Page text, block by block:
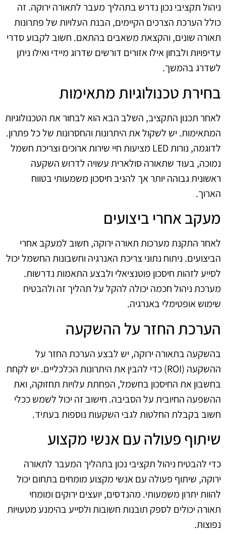
ניהול תקציבי נכון נדרש בתהליך מעבר לתאורה ירוקה. זה
כולל הערכת הצרכים הקיימים, הבנת העלויות של פתרונות
תאורה שונים, והקצאת משאבים בהתאם. חשוב לקבוע סדרי
עדיפויות ולבחון אילו אזורים דורשים שדרוג מיידי ואילו ניתן
לשדרג בהמשך.
בחירת טכנולוגיות מתאימות
לאחר תכנון התקציב, השלב הבא הוא לבחור את הטכנולוגיות
המתאימות. יש לשקול את היתרונות והחסרונות של כל פתרון.
לדוגמה, נורות LED מציעות חיי שירות ארוכים וצריכת חשמל
נמוכה, בעוד שתאורה סולארית עשויה לדרוש השקעה
ראשונית גבוהה יותר אך להניב חיסכון משמעותי בטווח
הארוך.
מעקב אחרי ביצועים
לאחר התקנת מערכות תאורה ירוקה, חשוב למעקב אחרי
הביצועים. ניתוח נתוני צריכת האנרגיה וחשבונות החשמל יכול
לסייע לזהות חיסכון פוטנציאלי ולבצע התאמות נדרשות.
מערכת ניהול חכמה יכולה להקל על תהליך זה ולהבטיח
שימוש אופטימלי באנרגיה.
הערכת החזר על ההשקעה
בהשקעה בתאורה ירוקה, יש לבצע הערכת החזר על
ההשקעה (ROI) כדי להבין את היתרונות הכלכליים. יש לקחת
בחשבון את החיסכון בחשמל, הפחתת עלויות תחזוקה, ואת
ההשפעה החיובית על הסביבה. חישוב זה יכול לשמש ככלי
חשוב בקבלת החלטות לגבי השקעות נוספות בעתיד.
שיתוף פעולה עם אנשי מקצוע
כדי להבטיח ניהול תקציבי נכון בתהליך המעבר לתאורה
ירוקה, שיתוף פעולה עם אנשי מקצוע מומחים בתחום יכול
להוות יתרון משמעותי. מהנדסים, יועצים ירוקים ומומחי
תאורה יכולים לספק תובנות חשובות ולסייע בהימנע מטעויות
נפוצות.